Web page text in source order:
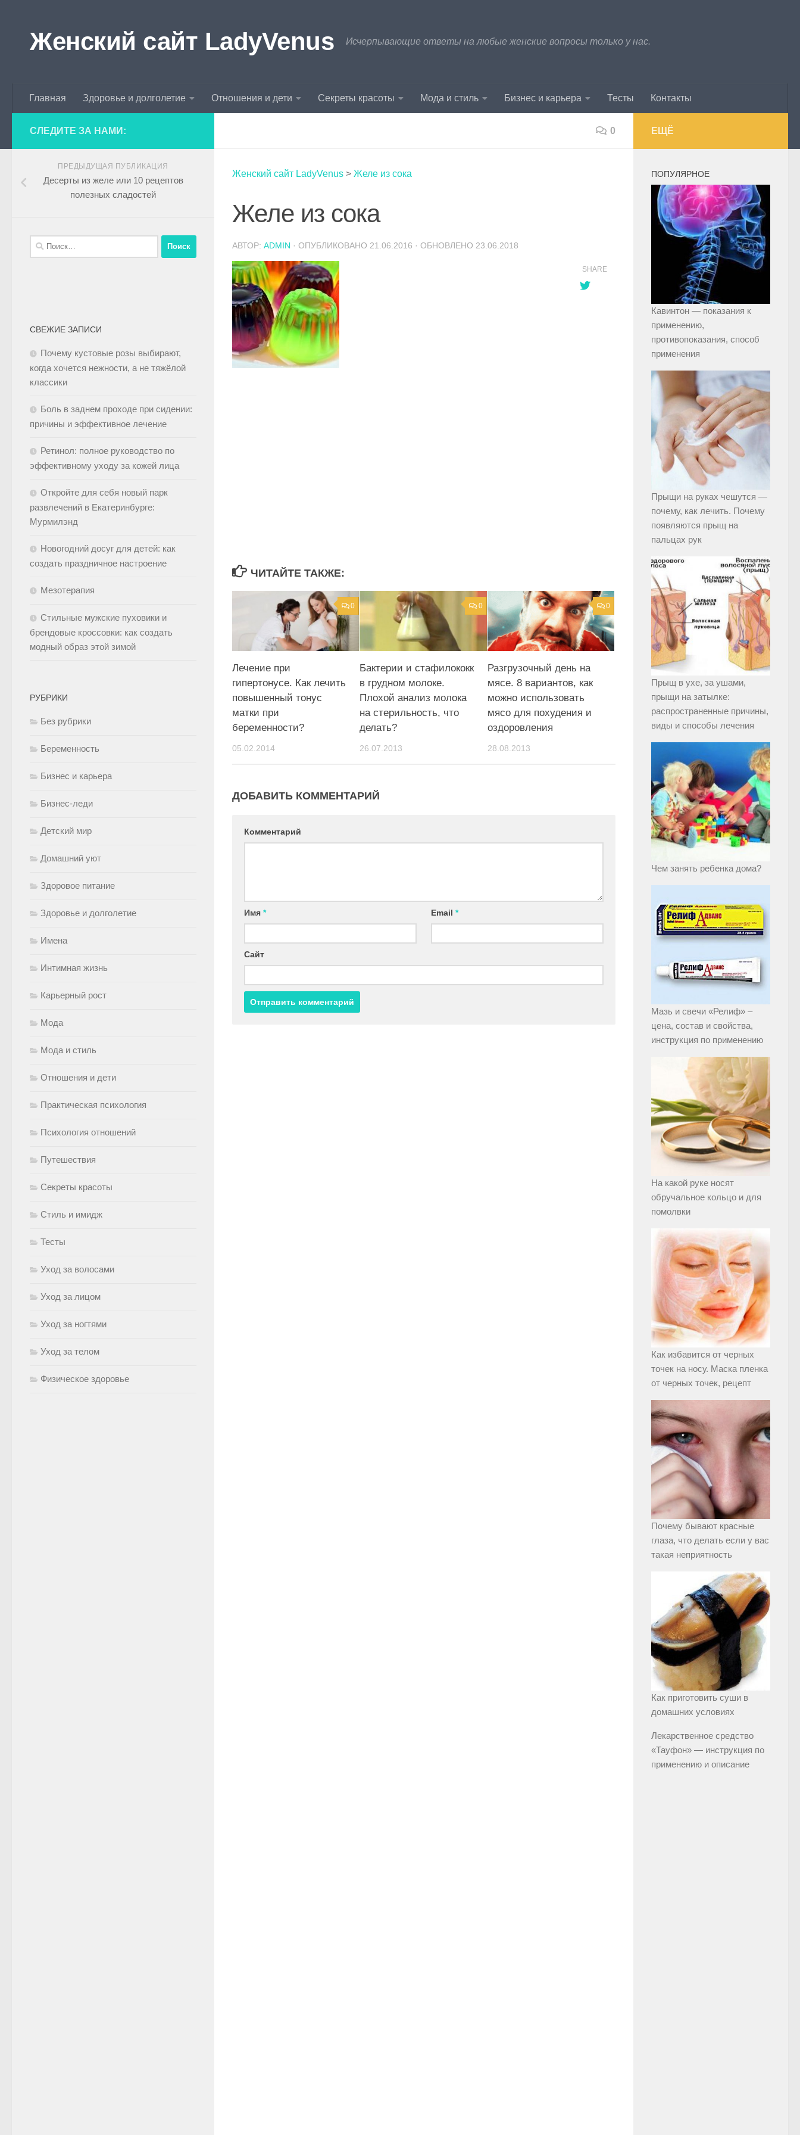
Женский сайт LadyVenus Исчерпывающие ответы на любые женские вопросы только у нас.
Главная Здоровье и долголетие Отношения и дети Секреты красоты Мода и стиль Бизнес и карьера Тесты Контакты
0
Женский сайт LadyVenus > Желе из сока
Желе из сока
АВТОР: ADMIN · ОПУБЛИКОВАНО 21.06.2016 · ОБНОВЛЕНО 23.06.2018
SHARE
ЧИТАЙТЕ ТАКЖЕ:
0
Лечение при
гипертонусе. Как лечить
повышенный тонус
матки при
беременности?
05.02.2014
0
Бактерии и стафилококк
в грудном молоке.
Плохой анализ молока
на стерильность, что
делать?
26.07.2013
0
Разгрузочный день на
мясе. 8 вариантов, как
можно использовать
мясо для похудения и
оздоровления
28.08.2013
ДОБАВИТЬ КОММЕНТАРИЙ
Комментарий
Имя * Email*
Сайт
СЛЕДИТЕ ЗА НАМИ:
ПРЕДЫДУЩАЯ ПУБЛИКАЦИЯ
Десерты из желе или 10 рецептов
полезных сладостей
СВЕЖИЕ ЗАПИСИ
Почему кустовые розы выбирают,
когда хочется нежности, а не тяжёлой
классики
Боль в заднем проходе при сидении:
причины и эффективное лечение
Ретинол: полное руководство по
эффективному уходу за кожей лица
Откройте для себя новый парк
развлечений в Екатеринбурге:
Мурмилэнд
Новогодний досуг для детей: как
создать праздничное настроение
Мезотерапия
Стильные мужские пуховики и
брендовые кроссовки: как создать
модный образ этой зимой
РУБРИКИ
Без рубрики
Беременность
Бизнес и карьера
Бизнес-леди
Детский мир
Домашний уют
Здоровое питание
Здоровье и долголетие
Имена
Интимная жизнь
Карьерный рост
Мода
Мода и стиль
Отношения и дети
Практическая психология
Психология отношений
Путешествия
Секреты красоты
Стиль и имидж
Тесты
Уход за волосами
Уход за лицом
Уход за ногтями
Уход за телом
Физическое здоровье
ЕЩЁ
ПОПУЛЯРНОЕ
Кавинтон — показания к
применению,
противопоказания, способ
применения
Прыщи на руках чешутся —
почему, как лечить. Почему
появляются прыщ на
пальцах рук
Прыщ в ухе, за ушами,
прыщи на затылке:
распространенные причины,
виды и способы лечения
Чем занять ребенка дома?
Мазь и свечи «Релиф» –
цена, состав и свойства,
инструкция по применению
На какой руке носят
обручальное кольцо и для
помолвки
Как избавится от черных
точек на носу. Маска пленка
от черных точек, рецепт
Почему бывают красные
глаза, что делать если у вас
такая неприятность
Как приготовить суши в
домашних условиях
Лекарственное средство
«Тауфон» — инструкция по
применению и описание